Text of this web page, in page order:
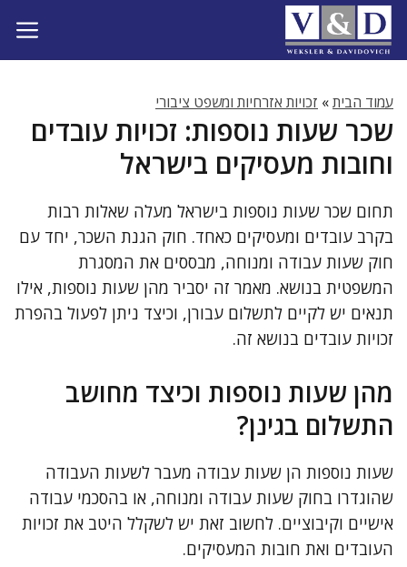
לדלג
לתוכן
עמוד הבית» זכויות אזרחיות ומשפט ציבורי
שכר שעות נוספות: זכויות עובדים
וחובות מעסיקים בישראל
תחום שכר שעות נוספות בישראל מעלה שאלות רבות
בקרב עובדים ומעסיקים כאחד. חוק הגנת השכר, יחד עם
חוק שעות עבודה ומנוחה, מבססים את המסגרת
המשפטית בנושא. מאמר זה יסביר מהן שעות נוספות, אילו
תנאים יש לקיים לתשלום עבורן, וכיצד ניתן לפעול בהפרת
זכויות עובדים בנושא זה.
מהן שעות נוספות וכיצד מחושב
התשלום בגינן?
שעות נוספות הן שעות עבודה מעבר לשעות העבודה
שהוגדרו בחוק שעות עבודה ומנוחה, או בהסכמי עבודה
אישיים וקיבוציים. לחשוב זאת יש לשקלל היטב את זכויות
העובדים ואת חובות המעסיקים.